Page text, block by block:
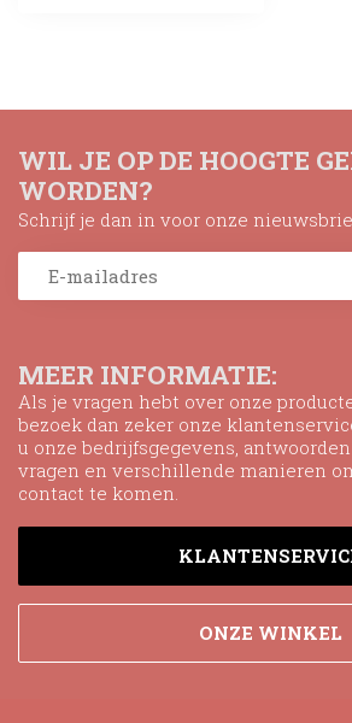
MEER INFORMATIE:
Als je vragen hebt over onze
bezoek dan zeker onze
u onze bedrijfsgegevens,
vragen en verschillende manieren
contact te komen.
ONZE WINKEL
WIL JE OP DE HOOGTE
WORDEN?
Schrijf je dan in voor onze